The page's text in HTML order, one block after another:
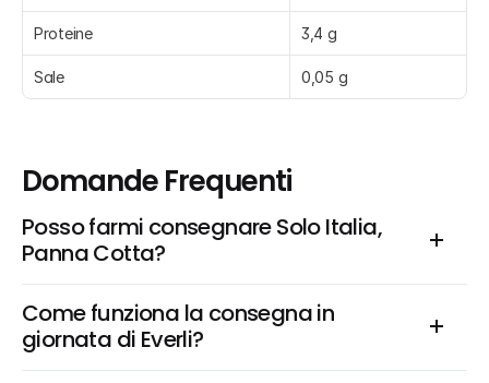
Proteine 3,4 g
Sale 0,05 g
Domande Frequenti
Posso farmi consegnare Solo Italia,
Panna Cotta?
Come funziona la consegna in
giornata di Everli?